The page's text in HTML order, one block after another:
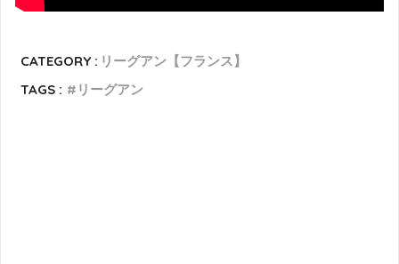
CATEGORY : リーグアン【フランス】
TAGS :
リーグアン